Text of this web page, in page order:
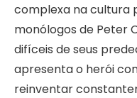
complexa na cultura
monólogos de Peter
difíceis de seus
apresenta o herói
reinventar